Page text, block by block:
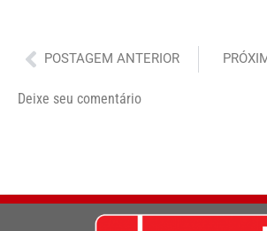
Anterior
POSTAGEM ANTERIOR
Deixe seu comentário